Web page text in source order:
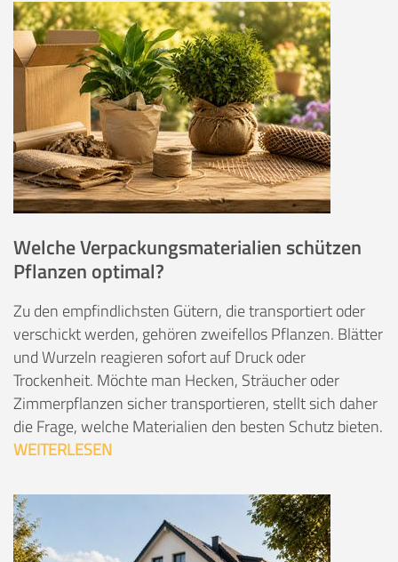
Welche Verpackungsmaterialien schützen
Pflanzen optimal?
Zu den empfindlichsten Gütern, die transportiert oder
verschickt werden, gehören zweifellos Pflanzen. Blätter
und Wurzeln reagieren sofort auf Druck oder
Trockenheit. Möchte man Hecken, Sträucher oder
Zimmerpflanzen sicher transportieren, stellt sich daher
die Frage, welche Materialien den besten Schutz bieten.
WEITERLESEN